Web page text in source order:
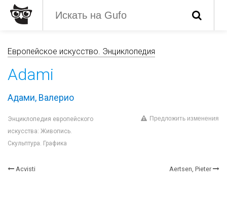
Европейское искусство. Энциклопедия
Adami
Адами, Валерио
Энциклопедия европейского
искусства: Живопись.
Скульптура. Графика
Предложить изменения
Acvisti Aertsen, Pieter